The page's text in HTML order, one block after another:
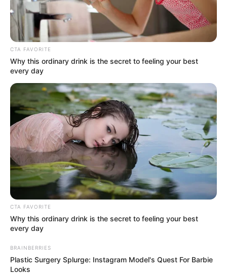
CTA FAVORITE
Why this ordinary drink is the secret to feeling your best
every day
CTA FAVORITE
Why this ordinary drink is the secret to feeling your best
every day
BRAINBERRIES
Plastic Surgery Splurge: Instagram Model's Quest For Barbie
Looks